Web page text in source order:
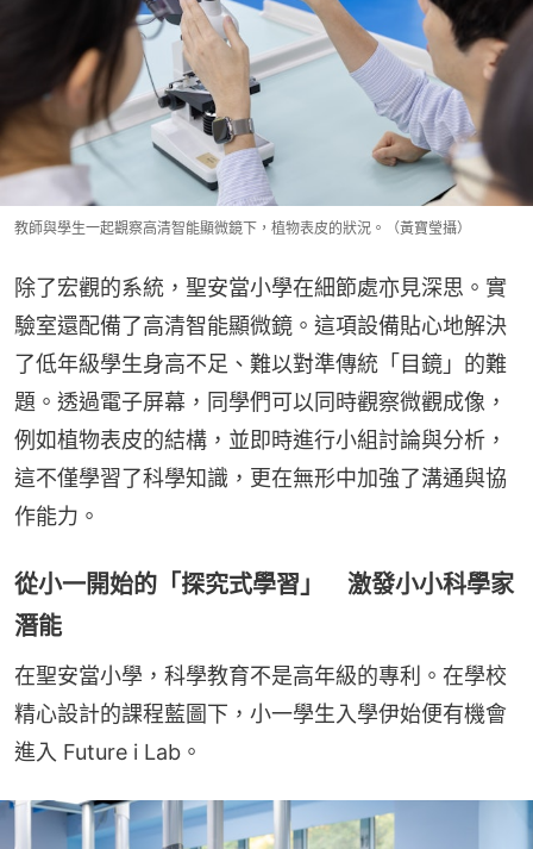
教師與學生一起觀察高清智能顯微鏡下，植物表皮的狀況。（黃寶瑩攝）
除了宏觀的系統，聖安當小學在細節處亦見深思。實
驗室還配備了高清智能顯微鏡。這項設備貼心地解決
了低年級學生身高不足、難以對準傳統「目鏡」的難
題。透過電子屏幕，同學們可以同時觀察微觀成像，
例如植物表皮的結構，並即時進行小組討論與分析，
這不僅學習了科學知識，更在無形中加強了溝通與協
作能力。
從小一開始的「探究式學習」 激發小小科學家
潛能
在聖安當小學，科學教育不是高年級的專利。在學校
精心設計的課程藍圖下，小一學生入學伊始便有機會
進入 Future i Lab。